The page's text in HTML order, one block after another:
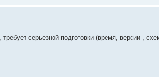
серьезной подготовки (время, версии ,